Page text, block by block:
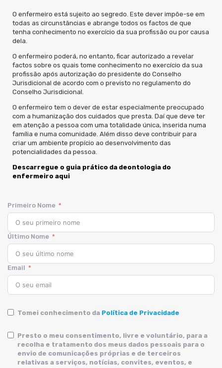
O enfermeiro está sujeito ao segredo. Este dever impõe-se em
todas as circunstâncias e abrange todos os factos de que
tenha conhecimento no exercício da sua profissão ou por causa
dela.
O enfermeiro poderá, no entanto, ficar autorizado a revelar
factos sobre os quais tome conhecimento no exercício da sua
profissão após autorização do presidente do Conselho
Jurisdicional de acordo com o previsto no regulamento do
Conselho Jurisdicional.
O enfermeiro tem o dever de estar especialmente preocupado
com a humanização dos cuidados que presta. Daí que deve ter
em atenção a pessoa com uma totalidade única, inserida numa
família e numa comunidade. Além disso deve contribuir para
criar um ambiente propício ao desenvolvimento das
potencialidades da pessoa.
Descarregue o guia prático da deontologia do
enfermeiro aqui
Primeiro Nome
Último Nome
Email
Tomei conhecimento da Política de Privacidade
Presto o meu consentimento, livre e voluntário, para a
recolha e tratamento dos meus dados pessoais para o
envio de comunicações próprias e de terceiros
relativas a serviços, notícias, convites, eventos, e